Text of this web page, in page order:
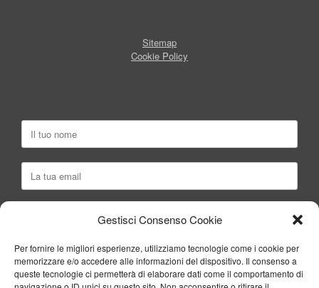
Gestisci Consenso Cookie
Per fornire le migliori esperienze, utilizziamo tecnologie come i cookie per
memorizzare e/o accedere alle informazioni del dispositivo. Il consenso a
queste tecnologie ci permetterà di elaborare dati come il comportamento di
Sitemap
Cookie Policy